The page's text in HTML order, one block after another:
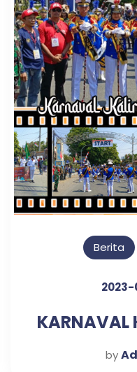
Berita
2023-
KARNAVAL
by